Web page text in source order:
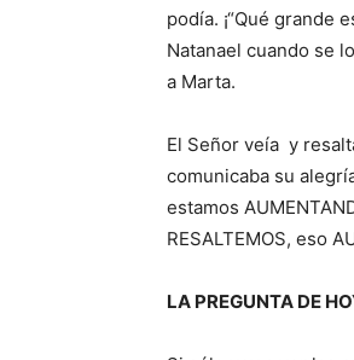
podía. ¡“Qué grande
Natanael cuando se
a Marta.
El Señor veía y
comunicaba su
estamos
RESALTEMOS, eso
LA PREGUNTA DE